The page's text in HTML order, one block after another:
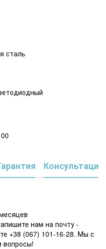
сталь
Консультация
нам на почту -
+38 (067) 101-16-28. Мы с
вопросы!